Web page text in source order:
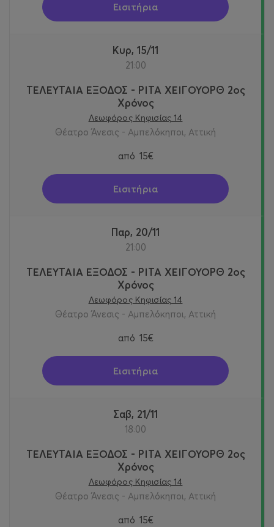
Εισιτήρια
Κυρ, 15/11
21:00
ΤΕΛΕΥΤΑΙΑ ΕΞΟΔΟΣ - ΡΙΤΑ ΧΕΙΓΟΥΟΡΘ 2oς
Χρόνος
Λεωφόρος Κηφισίας 14
Θέατρο Άνεσις - Αμπελόκηποι, Αττική
από 15€
Εισιτήρια
Παρ, 20/11
21:00
ΤΕΛΕΥΤΑΙΑ ΕΞΟΔΟΣ - ΡΙΤΑ ΧΕΙΓΟΥΟΡΘ 2oς
Χρόνος
Λεωφόρος Κηφισίας 14
Θέατρο Άνεσις - Αμπελόκηποι, Αττική
από 15€
Εισιτήρια
Σαβ, 21/11
18:00
ΤΕΛΕΥΤΑΙΑ ΕΞΟΔΟΣ - ΡΙΤΑ ΧΕΙΓΟΥΟΡΘ 2oς
Χρόνος
Λεωφόρος Κηφισίας 14
Θέατρο Άνεσις - Αμπελόκηποι, Αττική
από 15€